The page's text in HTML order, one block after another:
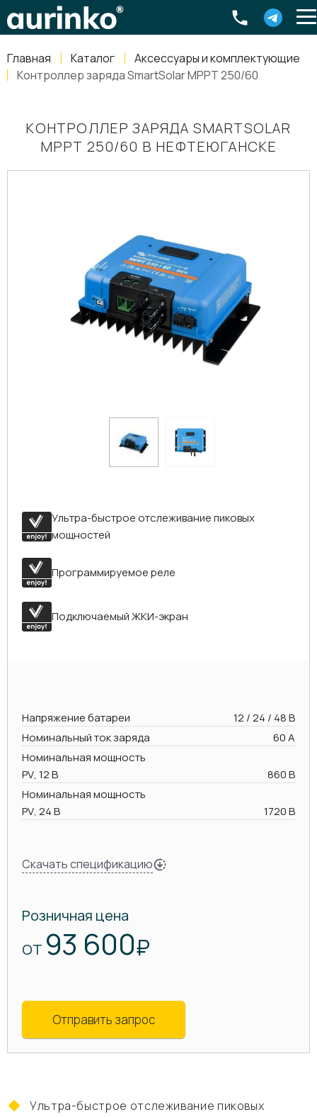
Главная Каталог
Аксессуары и комплектующие
Контроллер заряда SmartSolar MPPT 250/60
КОНТРОЛЛЕР ЗАРЯДА SMARTSOLAR
MPPT 250/60 В НЕФТЕЮГАНСКЕ
Ультра-быстрое отслеживание пиковых
мощностей
Программируемое реле
Подключаемый ЖКИ-экран
Напряжение батареи
12 / 24 / 48 В
Номинальный ток заряда
60 А
Номинальная мощность
PV, 12 В
860 В
Номинальная мощность
PV, 24 В
1720 В
Скачать спецификацию
Розничная цена
ОТ 93 600₽
Отправить запрос
Ультра-быстрое отслеживание пиковых
Россия, Свердловская область Екатеринбург ,
8-800-770-79-40